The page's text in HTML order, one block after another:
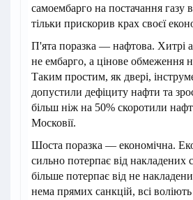
самоембарго на постачання газу
тільки прискорив крах своєї
П'ята поразка — нафтова. Хитрі
не ембарго, а цінове обмеження
Таким простим, як двері,
допустили дефіциту нафти та
більш ніж на 50% скоротили
Московії.
Шоста поразка — економічна.
сильно потерпає від накладених
більше потерпає від не
нема прямих санкцій, всі